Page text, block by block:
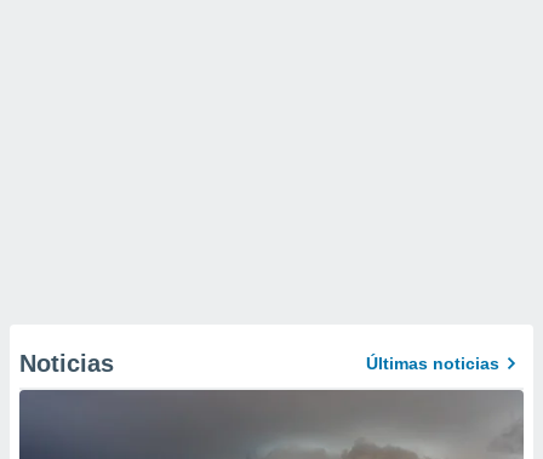
Noticias Últimas noticias